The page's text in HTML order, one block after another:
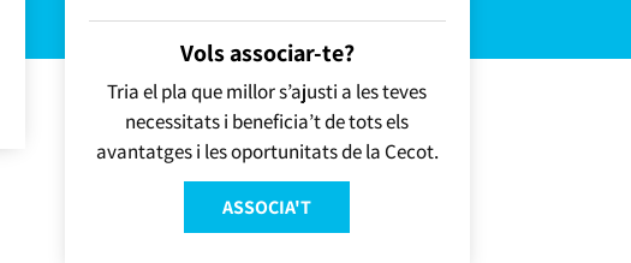
Vols associar-te?
Tria el pla que millor s’ajusti a les teves
necessitats i beneficia’t de tots els
avantatges i les oportunitats de la Cecot.
ASSOCIA'T